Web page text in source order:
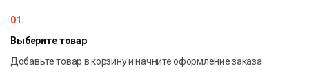
01.
Выберите товар
Добавьте товар в корзину и начните оформление заказа